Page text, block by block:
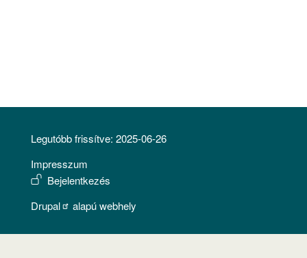
Legutóbb frissítve: 2025-06-26
LÁBLÉC
Impresszum
USER ACCOUNT MENU
Bejelentkezés
Drupal
alapú webhely